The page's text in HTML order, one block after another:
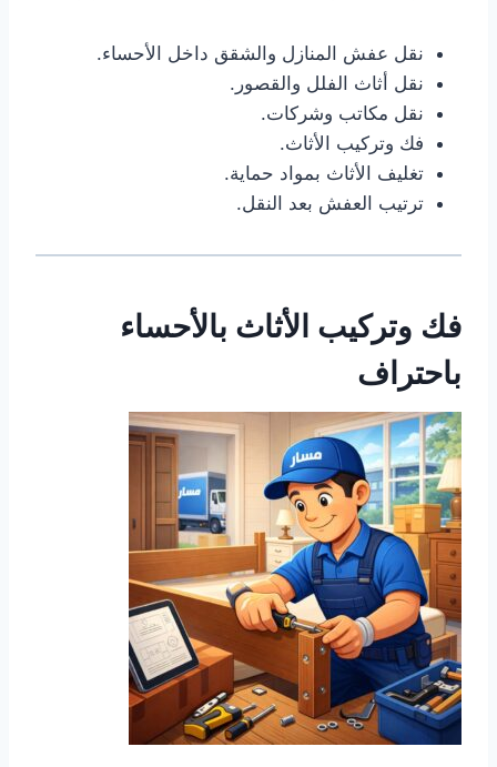
نقل عفش المنازل والشقق داخل الأحساء.
نقل أثاث الفلل والقصور.
نقل مكاتب وشركات.
فك وتركيب الأثاث.
تغليف الأثاث بمواد حماية.
ترتيب العفش بعد النقل.
فك وتركيب الأثاث بالأحساء
باحتراف